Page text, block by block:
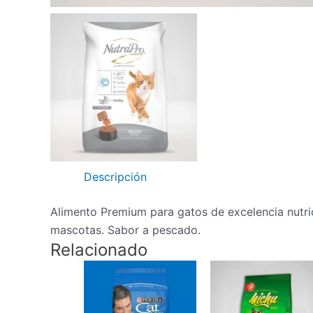
Descripción
Alimento Premium para gatos de excelencia
mascotas. Sabor a pescado.
Relacionado